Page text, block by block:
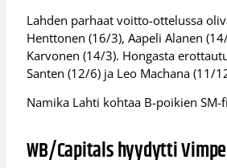
Lahden parhaat voitto-ottelussa
Henttonen (16/3), Aapeli Alanen
Karvonen (14/3). Hongasta
Santen (12/6) ja Leo Machana (11/
Namika Lahti kohtaa B-poikien SM-
WB/Capitals hyydytti